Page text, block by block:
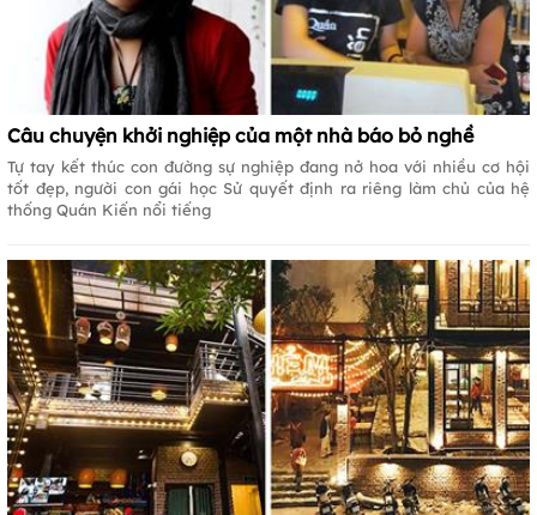
Câu chuyện khởi nghiệp của một nhà báo bỏ nghề
Tự tay kết thúc con đường sự nghiệp đang nở hoa với nhiều cơ hội
tốt đẹp, người con gái học Sử quyết định ra riêng làm chủ của hệ
thống Quán Kiến nổi tiếng